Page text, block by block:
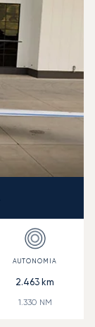
2.463 km
1.330 NM